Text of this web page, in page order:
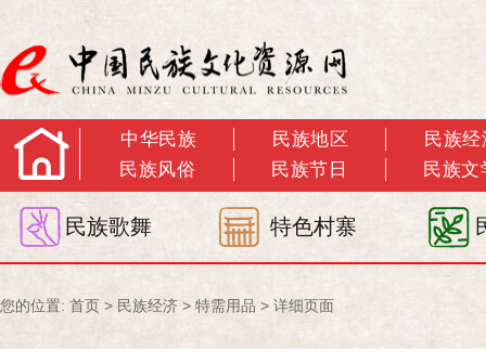
中华民族 民族地区
民族经
民族风俗
民族节日 民族文
民族歌舞 特色村寨
您的位置: 首页 > 民族经济 > 特需用品 > 详细页面